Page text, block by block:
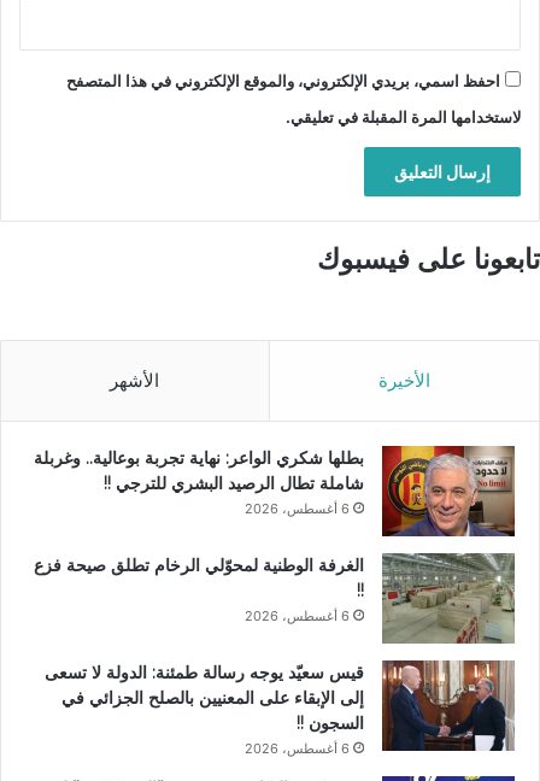
احفظ اسمي، بريدي الإلكتروني، والموقع الإلكتروني في هذا المتصفح
لاستخدامها المرة المقبلة في تعليقي.
تابعونا على فيسبوك
الأخيرة الأشهر
بطلها شكري الواعر: نهاية تجربة بوعالية.. وغربلة
شاملة تطال الرصيد البشري للترجي !!
6 أغسطس، 2026
الغرفة الوطنية لمحوّلي الرخام تطلق صيحة فزع
!!
6 أغسطس، 2026
قيس سعيّد يوجه رسالة طمئنة: الدولة لا تسعى
إلى الإبقاء على المعنيين بالصلح الجزائي في
السجون !!
6 أغسطس، 2026